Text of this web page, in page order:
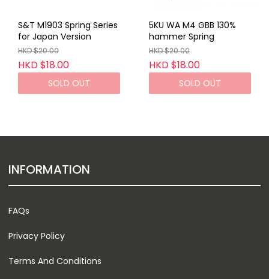
S&T M1903 Spring Series
for Japan Version
HKD $20.00
HKD $18.00
SOLD OUT
5KU WA M4 GBB 130%
hammer Spring
HKD $20.00
HKD $18.00
SOLD OUT
INFORMATION
FAQs
Privacy Policy
Terms And Conditions